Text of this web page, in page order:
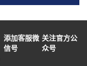
添加客服微
信号
关注官方公
众号